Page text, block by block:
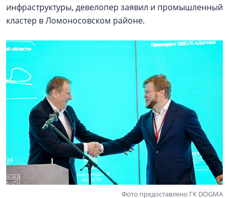
инфраструктуры, девелопер заявил и промышленный
кластер в Ломоносовском районе.
Фото предоставлено ГК DOGMA